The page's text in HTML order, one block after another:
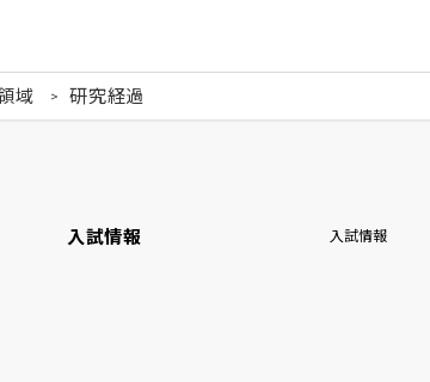
域 研究経過
入試情報 入試情報